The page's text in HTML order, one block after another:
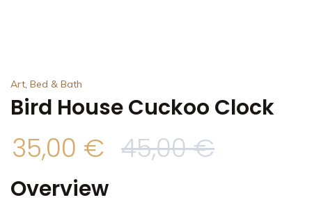
Art, Bed & Bath
Bird House Cuckoo Clock
45,00€
35,00 €
Overview